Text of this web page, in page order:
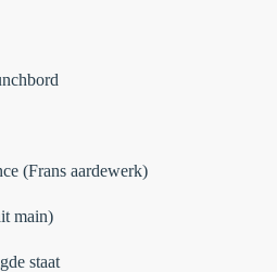
(Frans aardewerk)
main)
staat